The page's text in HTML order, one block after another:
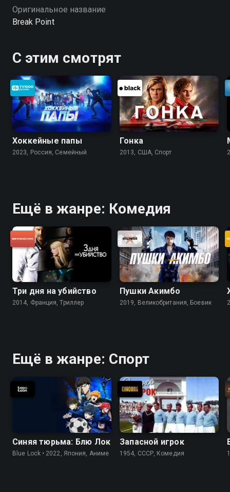
Оригинальное название
Break Point
С этим смотрят
Хоккейные папы
2023, Россия, Cемейный
Гонка
2013, США, Спорт
Ещё в жанре: Комедия
Три дня на убийство
2014, Франция, Триллер
Пушки Акимбо
2019, Великобритания, Боевик
Ещё в жанре: Спорт
Синяя тюрьма: Блю Лок
Blue Lock • 2022, Япония, Аниме
Запасной игрок
1954, СССР, Комедия